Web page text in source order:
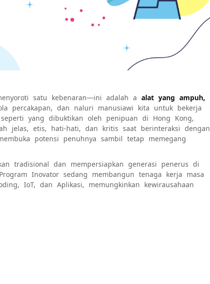
satu kebenaran—ini adalah aalat yang ampuh,
percakapan, dan naluri manusiawi kita untuk bekerja
yang dibuktikan oleh penipuan di Hong Kong,
jelas, etis, hati-hati, dan kritis saat berinteraksi dengan
potensi penuhnya sambil tetap memegang
tradisional dan mempersiapkan generasi penerus di
Program Inovator sedang membangun tenaga kerja masa
IoT, dan Aplikasi, memungkinkan kewirausahaan